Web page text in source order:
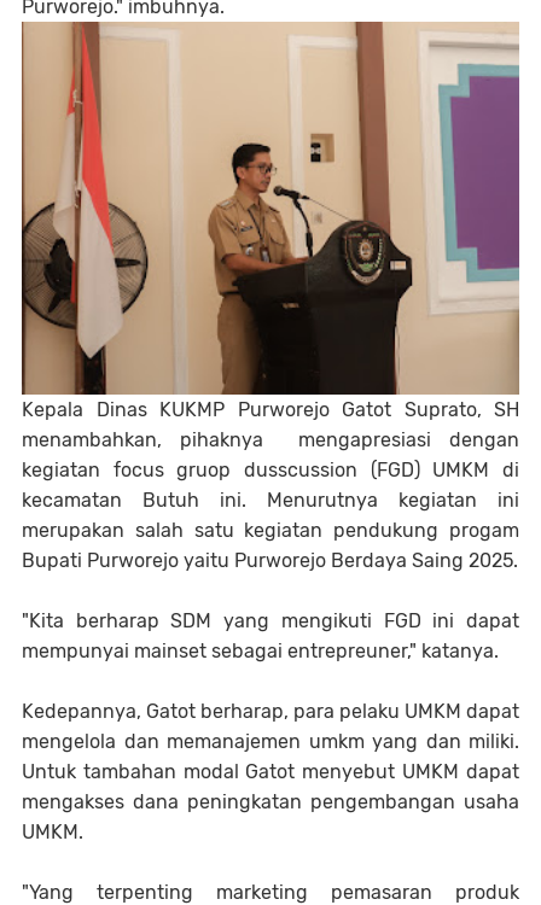
Purworejo." imbuhnya.
Kepala Dinas KUKMP Purworejo Gatot Suprato, SH
menambahkan, pihaknya mengapresiasi dengan
kegiatan focus gruop dusscussion (FGD) UMKM di
kecamatan Butuh ini. Menurutnya kegiatan ini
merupakan salah satu kegiatan pendukung progam
Bupati Purworejo yaitu Purworejo Berdaya Saing 2025.
"Kita berharap SDM yang mengikuti FGD ini dapat
mempunyai mainset sebagai entrepreuner," katanya.
Kedepannya, Gatot berharap, para pelaku UMKM dapat
mengelola dan memanajemen umkm yang dan miliki.
Untuk tambahan modal Gatot menyebut UMKM dapat
mengakses dana peningkatan pengembangan usaha
UMKM.
"Yang terpenting marketing pemasaran produk